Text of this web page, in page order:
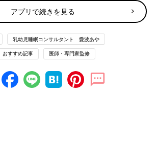
監修の先生
PROFILE：慶応義塾大学文学部教育学専攻卒
業。外資系企業勤務後、拠点をアメリカ・ニュ
ーヨークに移し、2014年、乳幼児睡眠コンサル
タントとして日本人初の国際認定資格を取得。
アプリで続きを見る
乳幼児睡眠コンサルタント 愛波あや
おすすめ記事 医師・専門家監修